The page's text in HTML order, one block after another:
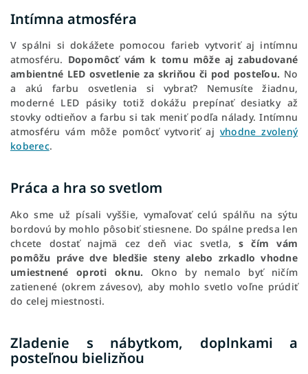
Intímna atmosféra
V spálni si dokážete pomocou farieb vytvoriť aj intímnu
atmosféru. Dopomôcť vám k tomu môže aj zabudované
ambientné LED osvetlenie za skriňou či pod posteľou. No
a akú farbu osvetlenia si vybrať? Nemusíte žiadnu,
moderné LED pásiky totiž dokážu prepínať desiatky až
stovky odtieňov a farbu si tak meniť podľa nálady. Intímnu
atmosféru vám môže pomôcť vytvoriť aj vhodne zvolený
koberec.
Práca a hra so svetlom
Ako sme už písali vyššie, vymaľovať celú spálňu na sýtu
bordovú by mohlo pôsobiť stiesnene. Do spálne predsa len
chcete dostať najmä cez deň viac svetla, s čím vám
pomôžu práve dve bledšie steny alebo zrkadlo vhodne
umiestnené oproti oknu. Okno by nemalo byť ničím
zatienené (okrem závesov), aby mohlo svetlo voľne prúdiť
do celej miestnosti.
Zladenie s nábytkom, doplnkami a
posteľnou bielizňou